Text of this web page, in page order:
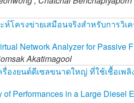
ห์โครงข่ายเสมือนจริงสำหรับการวิเ
Network Analyzer for Passive
Akatimagool
องยนต์ดีเซลขนาดใหญ่ ที่ใช้เชื้อเพ
of Performances in a Large Diesel